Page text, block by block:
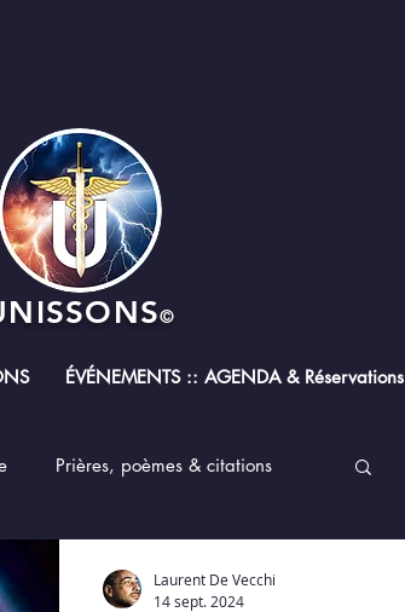
©
ÉVÉNEMENTS :: AGENDA & Réservations
Prières, poèmes & citations
Laurent De Vecchi
14 sept. 2024